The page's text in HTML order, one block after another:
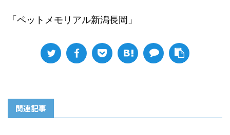
「ペットメモリアル新潟長岡」
関連記事